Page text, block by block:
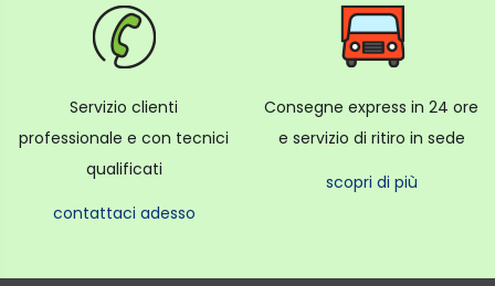
Servizio clienti
professionale e con tecnici
qualificati
contattaci adesso
Consegne express in 24 ore
e servizio di ritiro in sede
scopri di più